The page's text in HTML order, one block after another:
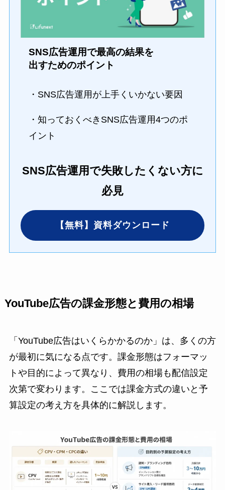
SNS広告運用で最高の結果を
出すためのポイント
・SNS広告運用が上手くいかない要因
・知っておくべきSNS広告運用4つのポ
イント
SNS広告運用で失敗したくない方に
必見
【無料】資料ダウンロード
YouTube広告の課金形態と費用の相場
「YouTube広告はいくらかかるのか」は、多くの方
が最初に気になる点です。課金形態はフォーマッ
トや目的によって異なり、費用の相場も配信設定
次第で変わります。ここでは課金方式の違いと予
算設定の考え方を具体的に解説します。